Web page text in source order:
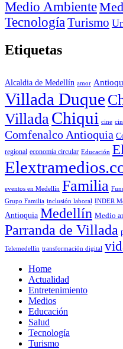
Medio Ambiente
Tecnología Turismo
Etiquetas
Alcaldia de Medellín amor
Villada Duque
Villada Chiqui cine
Comfenalco Antioquia
regional economía circular Educación
eventos en Medellín Familia
Grupo Familia inclusión laboral INDER
Antioquia Medellín Medio
Parranda de Villada
Telemedellín transformación digital
Home
Actualidad
Entretenimiento
Medios
Educación
Salud
Tecnología
Turismo